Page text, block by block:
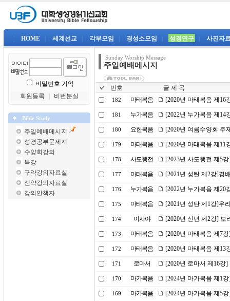
HOME 세계선교 각부모임 경성소모임 성경연구 사진자
비밀번호 기억
회원등록
비번분실
Bible Study
주일예배메시지
성경공부문제지
수양회강의
특강
구약강의자료실
신약강의자료실
강의안책자
Sunday Worship Message
주일예배메시지
번호 글 제 목
182 마태복음 [2020년 마태복음 제16
181 누가복음 [2022년 누가복음 제14
180 요한복음 [2020년 여름수양회 주
179 마태복음 [2020년 마태복음 제11
178 사도행전 [2023년 사도행전 제5
177 마태복음 [2021년 성탄 제2강]경
176 누가복음 [2022년 누가복음 제20
175 마태복음 [2021년 성탄 제1강]우
174 이사야 [2020년 신년 제2강] 보
173 마태복음 [2020년 마태복음 제7
172 마태복음 [2020년 마태복음 제13
171 로마서 [2020년 로마서 제16강
170 마가복음 [2024년 마가복음 제1
169 마가복음 [2024년 마가복음 제5